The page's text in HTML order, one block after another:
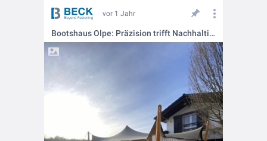
vor 1 Jahr
Bootshaus Olpe: Präzision trifft Nachhaltigkeit 🪵